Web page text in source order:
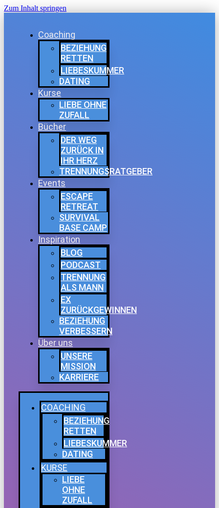
Zum Inhalt springen
Coaching
BEZIEHUNG
RETTEN
LIEBESKUMMER
DATING
Kurse
LIEBE OHNE
ZUFALL
Bücher
DER WEG
ZURÜCK IN
IHR HERZ
TRENNUNGSRATGEBER
Events
ESCAPE
RETREAT
SURVIVAL
BASE CAMP
Inspiration
BLOG
PODCAST
TRENNUNG
ALS MANN
EX
ZURÜCKGEWINNEN
BEZIEHUNG
VERBESSERN
Über uns
UNSERE
MISSION
KARRIERE
COACHING
BEZIEHUNG
RETTEN
LIEBESKUMMER
DATING
KURSE
LIEBE
OHNE
ZUFALL